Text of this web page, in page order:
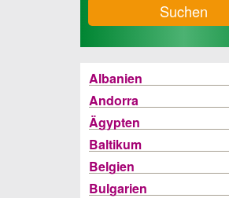
Suchen
Albanien
Andorra
Ägypten
Baltikum
Belgien
Bulgarien